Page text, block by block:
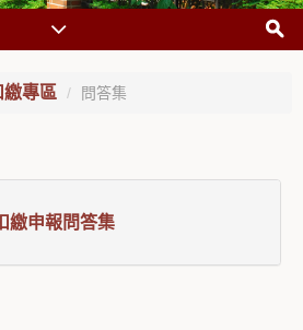
專區 問答集
繳申報問答集